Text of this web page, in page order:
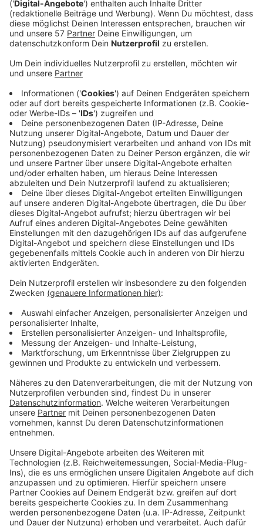
Letztes Jahr ist ClockClock selbst auf dem
internationalen Markt bekannt geworden und hat eine
beachtliche Fanbase aufgebaut. Jetzt hat er für 2022
ordentlich vorgelegt. Seine SIngle "Sorry" ist der
perfekte Auftakt für den Februar. Eine gewisse
Melancholie mit hypnotischen Akustik-Melodien. Auch
das Thema trifft es: "Sorry, dass ich dich getroffen
habe, du erinnerst mich an eine Person, die mich mal
sehr verletzt hat!" Manchmal passt es eben einfach
nicht.
Anzeige
Wir benötigen Ihre
Zustimmung, um den YouTube
Video-Service zu laden!
Wir verwenden einen Service eines
Drittanbieters, um Videoinhalte
einzubetten. Dieser Service kann
Daten zu Ihren Aktivitäten
sammeln. Bitte lesen Sie die
Details durch und stimmen Sie der
Nutzung des Service zu, um dieses
Video anzusehen.
Mehr Informationen
powered byUsercentrics Consent
Management Platform
ClockClock – Sorry
Anzeige